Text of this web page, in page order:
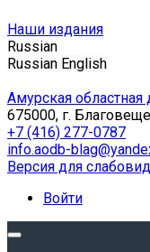
Наши издания
Russian
Russian English
Амурская областная
675000, г.
+7 (416) 277-0787
info.aodb-
Версия для
Войти